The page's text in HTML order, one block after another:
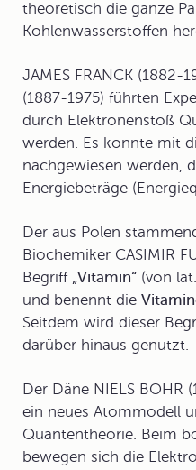
theoretisch die ganze
Kohlenwasserstoffen
JAMES FRANCK (1882-
(1887-1975) führten
durch Elektronenstoß
werden. Es konnte mit
nachgewiesen werden,
Energiebeträge
Der aus Polen
Biochemiker CASIMIR
Begriff „Vitamin“ (von lat.
und benennt die
Seitdem wird dieser
darüber hinaus genutzt.
Der Däne NIELS BOHR
ein neues Atommodell
Quantentheorie. Beim
bewegen sich die